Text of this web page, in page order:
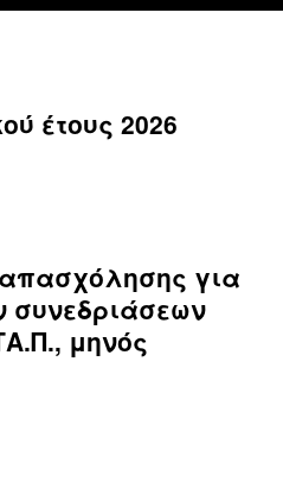
έτους 2026
για
συνεδριάσεων
μηνός